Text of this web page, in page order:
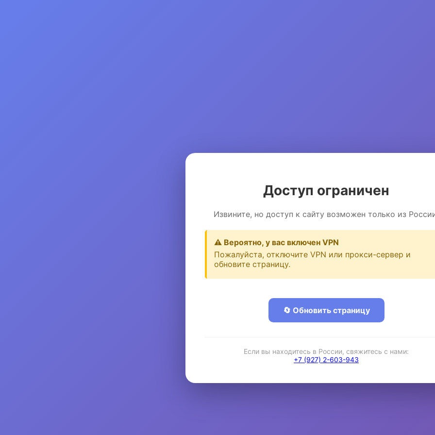
Доступ ограничен
Извините, но доступ к сайту возможен только из
⚠️ Вероятно, у вас включен VPN
Пожалуйста, отключите VPN или прокси-сервер и
обновите страницу.
🔄 Обновить страницу
Если вы находитесь в России, свяжитесь с нами:
+7 (927) 2-603-943